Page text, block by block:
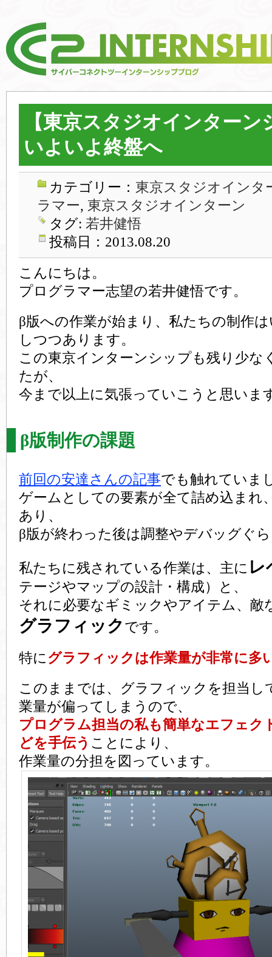
【東京スタジオインターン
いよいよ終盤へ
カテゴリー： 東京スタジオインタ
ラマー, 東京スタジオインターン
タグ: 若井健悟
投稿日：2013.08.20
こんにちは。
プログラマー志望の若井健悟です。
β版への作業が始まり、私たちの制作
しつつあります。
この東京インターンシップも残り少な
たが、
今まで以上に気張っていこうと思いま
β版制作の課題
前回の安達さんの記事でも触れていま
ゲームとしての要素が全て詰め込まれ
あり、
β版が終わった後は調整やデバッグぐ
私たちに残されている作業は、主に レ
テージやマップの設計・構成）と、
それに必要なギミックやアイテム、敵
グラフィック です。
特に グラフィックは作業量が非常に多
このままでは、グラフィックを担当し
業量が偏ってしまうので、
プログラム担当の私も簡単なエフェク
どを手伝う ことにより、
作業量の分担を図っています。